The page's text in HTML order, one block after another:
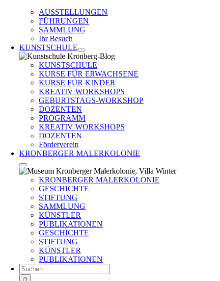
AUSSTELLUNGEN
FÜHRUNGEN
SAMMLUNG
Ihr Besuch
KUNSTSCHULE
KUNSTSCHULE
KURSE FÜR ERWACHSENE
KURSE FÜR KINDER
KREATIV WORKSHOPS
GEBURTSTAGS-WORKSHOP
DOZENTEN
PROGRAMM
KREATIV WORKSHOPS
DOZENTEN
Förderverein
KRONBERGER MALERKOLONIE
KRONBERGER MALERKOLONIE
GESCHICHTE
STIFTUNG
SAMMLUNG
KÜNSTLER
PUBLIKATIONEN
GESCHICHTE
STIFTUNG
KÜNSTLER
PUBLIKATIONEN
Suche
nach: